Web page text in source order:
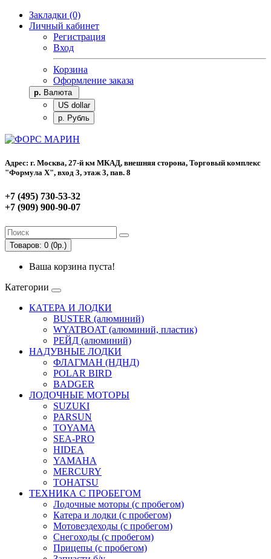
Закладки (0)
Личный кабинет
Регистрация
Вход
Корзина
Оформление заказа
р. Валюта
US dollar
р. Рубль
Адрес: г. Москва, 27-й км МКАД, внешняя сторона, Торговый комплекс
"Формула Х", вход 3, этаж 3, пав. 8
+7 (495) 730-53-32
+7 (909) 900-90-07
Товаров: 0 (0р.)
Ваша корзина пуста!
Категории
КАТЕРА И ЛОДКИ
BUSTER (алюминий)
WYATBOAT (алюминий, пластик)
РЕЙД (алюминий)
НАДУВНЫЕ ЛОДКИ
ФЛАГМАН (НДНД)
POLAR BIRD
BADGER
ЛОДОЧНЫЕ МОТОРЫ
SUZUKI
PARSUN
TOYAMA
SEA-PRO
HIDEA
YAMAHA
MERCURY
TOHATSU
ТЕХНИКА С ПРОБЕГОМ
Лодочные моторы (с пробегом)
Катера и лодки (с пробегом)
Мотовездеходы (с пробегом)
Снегоходы (с пробегом)
Прицепы (с пробегом)